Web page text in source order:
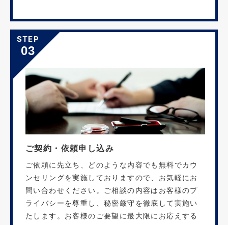
STEP
03
ご契約・依頼申し込み
ご依頼に先立ち、どのような内容でも無料でカウ
ンセリングを実施しておりますので、お気軽にお
問い合わせください。ご相談の内容はお客様のプ
ライバシーを尊重し、秘密厳守を徹底して実施い
たします。お客様のご要望に最大限にお応えする